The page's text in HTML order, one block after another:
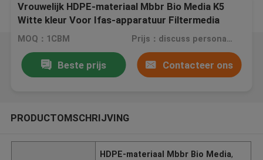
Vrouwelijk HDPE-materiaal Mbbr Bio Media K5
Witte kleur Voor Ifas-apparatuur Filtermedia
MOQ：1CBM Prijs：discuss personally
Beste prijs Contacteer ons
PRODUCTOMSCHRIJVING
HDPE-materiaal Mbbr Bio Media,